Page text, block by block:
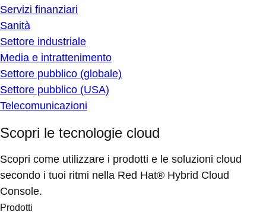
Servizi finanziari
Sanità
Settore industriale
Media e intrattenimento
Settore pubblico (globale)
Settore pubblico (USA)
Telecomunicazioni
Scopri le tecnologie cloud
Scopri come utilizzare i prodotti e le soluzioni cloud
secondo i tuoi ritmi nella Red Hat® Hybrid Cloud
Console.
Prodotti